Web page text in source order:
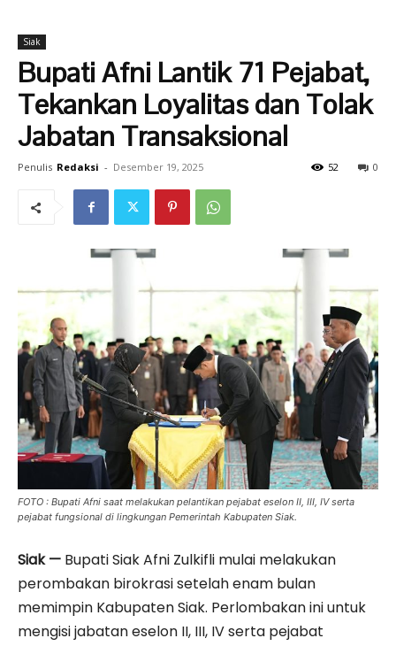
Siak
Bupati Afni Lantik 71 Pejabat,
Tekankan Loyalitas dan Tolak
Jabatan Transaksional
Penulis Redaksi - Desember 19, 2025 0
52
FOTO : Bupati Afni saat melakukan pelantikan pejabat eselon II, III, IV serta
pejabat fungsional di lingkungan Pemerintah Kabupaten Siak.
Siak — Bupati Siak Afni Zulkifli mulai melakukan
perombakan birokrasi setelah enam bulan
memimpin Kabupaten Siak. Perlombakan ini untuk
mengisi jabatan eselon II, III, IV serta pejabat